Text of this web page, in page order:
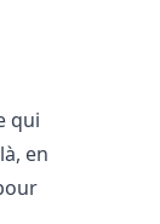
qui
en